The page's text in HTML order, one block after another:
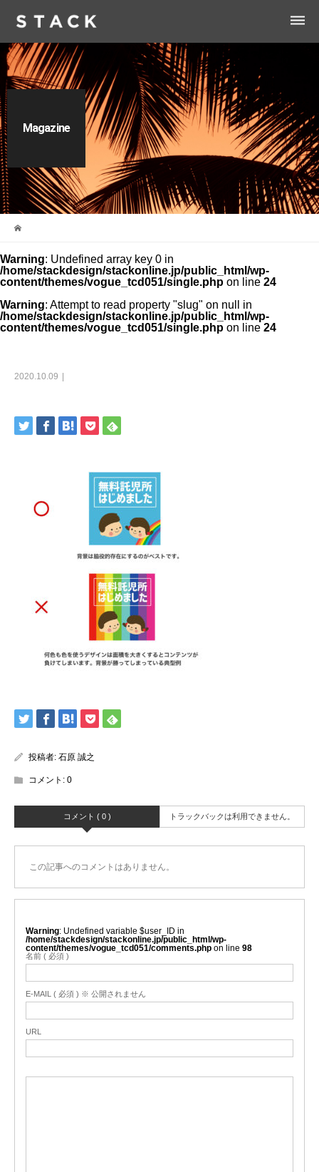
dehaze
Magazine
Warning: Undefined array key 0 in
/home/stackdesign/stackonline.jp/public_html/wp-
content/themes/vogue_tcd051/single.php on line 24
Warning: Attempt to read property "slug" on null in
/home/stackdesign/stackonline.jp/public_html/wp-
content/themes/vogue_tcd051/single.php on line 24
2020.10.09
投稿者: 石原 誠之
コメント: 0
コメント ( 0 ) トラックバックは利用できません。
この記事へのコメントはありません。
Warning : Undefined variable $user_ID in
/home/stackdesign/stackonline.jp/public_html/wp-
content/themes/vogue_tcd051/comments.php on line 98
名前 ( 必須 )
E-MAIL ( 必須 ) ※ 公開されません
URL